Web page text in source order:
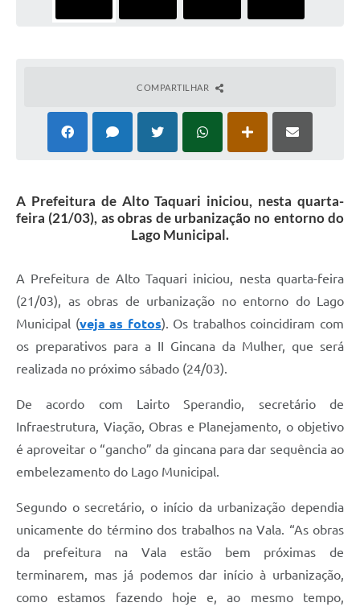
COMPARTILHAR
A Prefeitura de Alto Taquari iniciou, nesta quarta-
feira (21/03), as obras de urbanização no entorno do
Lago Municipal.
A Prefeitura de Alto Taquari iniciou, nesta quarta-feira
(21/03), as obras de urbanização no entorno do Lago
Municipal (veja as fotos). Os trabalhos coincidiram com
os preparativos para a II Gincana da Mulher, que será
realizada no próximo sábado (24/03).
De acordo com Lairto Sperandio, secretário de
Infraestrutura, Viação, Obras e Planejamento, o objetivo
é aproveitar o “gancho” da gincana para dar sequência ao
embelezamento do Lago Municipal.
Segundo o secretário, o início da urbanização dependia
unicamente do término dos trabalhos na Vala. “As obras
da prefeitura na Vala estão bem próximas de
terminarem, mas já podemos dar início à urbanização,
como estamos fazendo hoje e, ao mesmo tempo,